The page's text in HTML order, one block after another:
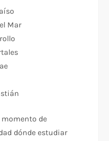
Mar
momento de
dónde estudiar